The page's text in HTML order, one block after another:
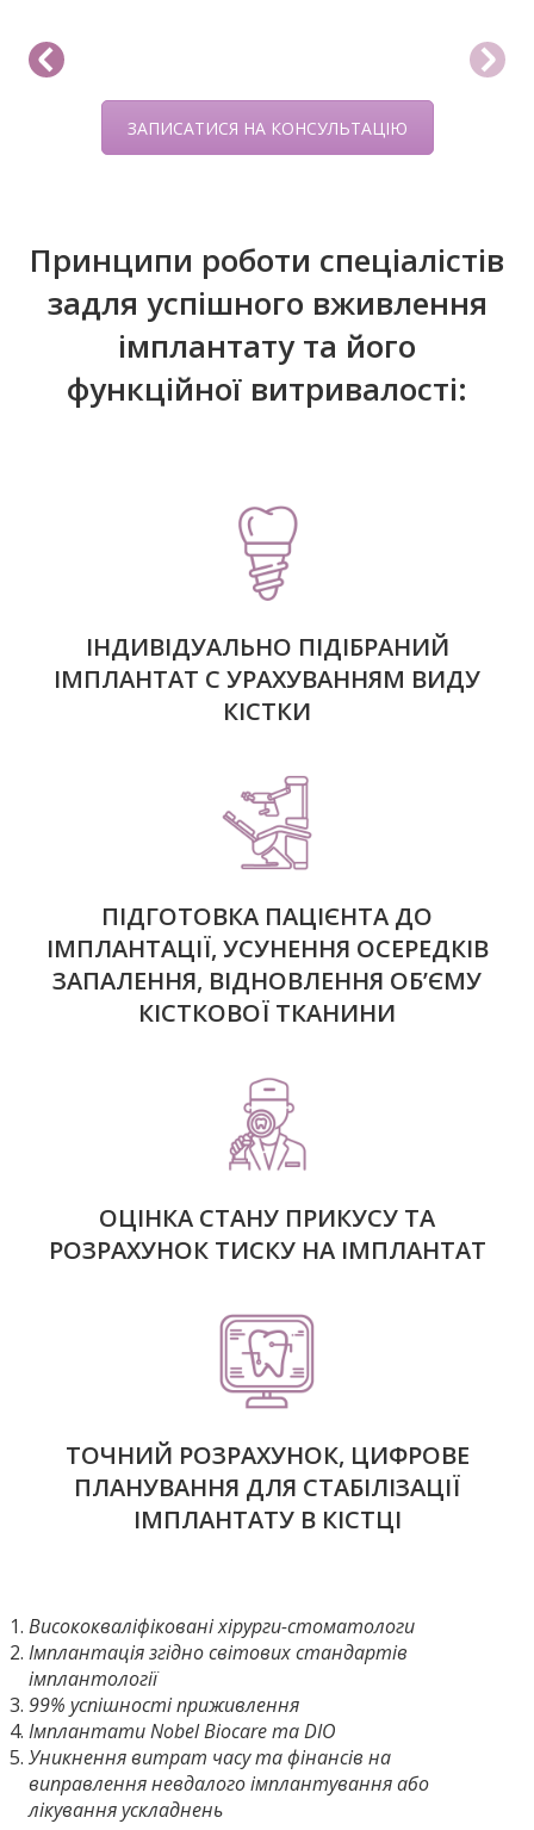
ЗАПИСАТИСЯ НА КОНСУЛЬТАЦІЮ
Принципи роботи спеціалістів
задля успішного вживлення
імплантату та його
функційної витривалості:
IНДИВІДУАЛЬНО ПІДІБРАНИЙ
ІМПЛАНТАТ С УРАХУВАННЯМ ВИДУ
КІСТКИ
ПІДГОТОВКА ПАЦІЄНТА ДО
ІМПЛАНТАЦІЇ, УСУНЕННЯ ОСЕРЕДКІВ
ЗАПАЛЕННЯ, ВІДНОВЛЕННЯ ОБ’ЄМУ
КІСТКОВОЇ ТКАНИНИ
ОЦІНКА СТАНУ ПРИКУСУ ТА
РОЗРАХУНОК ТИСКУ НА ІМПЛАНТАТ
ТОЧНИЙ РОЗРАХУНОК, ЦИФРОВЕ
ПЛАНУВАННЯ ДЛЯ СТАБІЛІЗАЦІЇ
ІМПЛАНТАТУ В КІСТЦІ
Висококваліфіковані хірурги-стоматологи
Імплантація згідно світових стандартів
імплантології
99% успішності приживлення
ІмплантатиNobelBiocareтаDIO
Уникнення витрат часу та фінансів на
виправлення невдалого імплантування або
лікування ускладнень